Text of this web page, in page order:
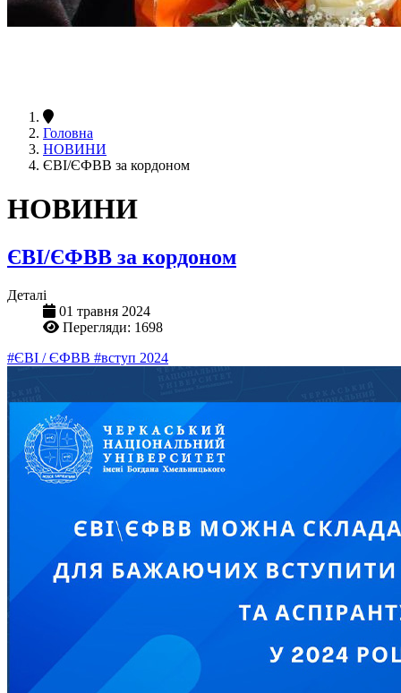
Головна
НОВИНИ
ЄВІ/ЄФВВ за кордоном
НОВИНИ
ЄВІ/ЄФВВ за кордоном
Деталі
01 травня 2024
Перегляди: 1698
#ЄВІ / ЄФВВ #вступ 2024